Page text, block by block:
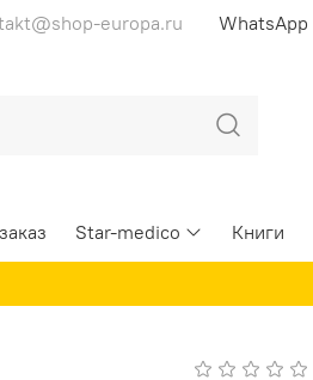
europa.ru
Star-medico Книги